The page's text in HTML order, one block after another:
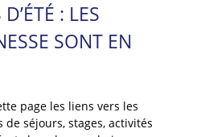
: LES
SONT EN
page les liens vers les
séjours, stages, activités